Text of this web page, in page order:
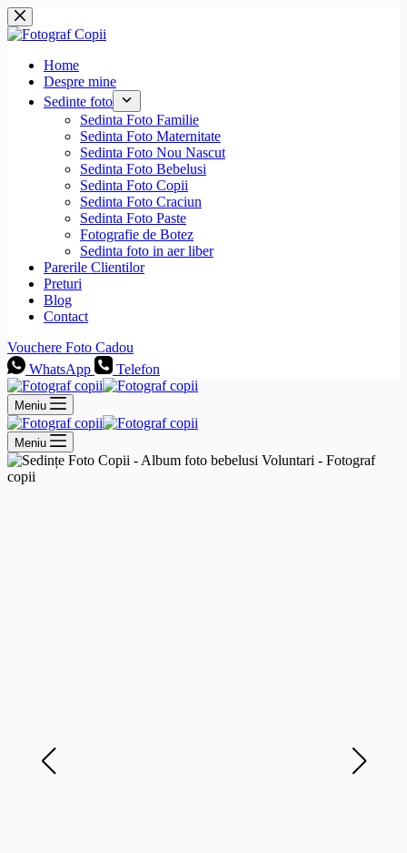
Sari
la
conținut
Home
Despre mine
Sedinte foto
Sedinta Foto Familie
Sedinta Foto Maternitate
Sedinta Foto Nou Nascut
Sedinta Foto Bebelusi
Sedinta Foto Copii
Sedinta Foto Craciun
Sedinta Foto Paste
Fotografie de Botez
Sedinta foto in aer liber
Parerile Clientilor
Preturi
Blog
Contact
Vouchere Foto Cadou
WhatsApp
Telefon
Meniu
Meniu